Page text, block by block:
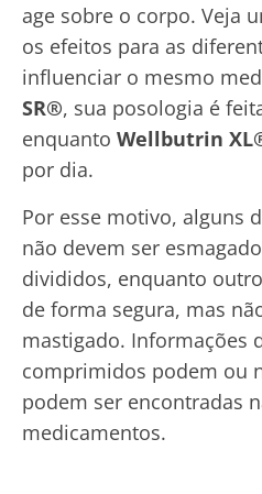
age sobre o corpo. Veja
os efeitos para as
influenciar o mesmo
SR®, sua posologia é
enquanto Wellbutrin
por dia.
Por esse motivo, alguns
não devem ser
divididos, enquanto
de forma segura, mas
mastigado. Informações
comprimidos podem ou
podem ser encontradas
medicamentos.